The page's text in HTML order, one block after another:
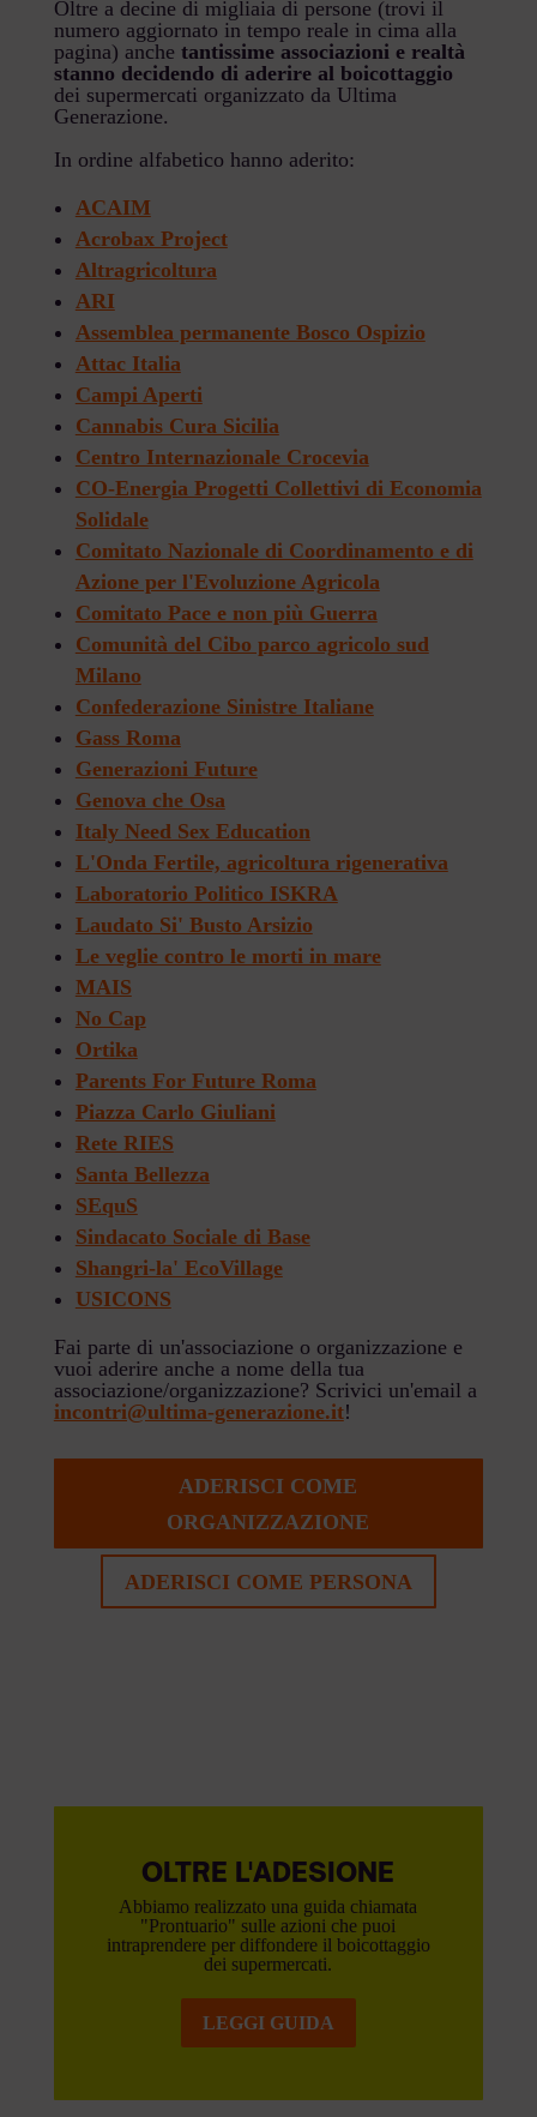
Oltre a decine di migliaia di persone (trovi il
numero aggiornato in tempo reale in cima alla
pagina) anche tantissime associazioni e realtà
stanno decidendo di aderire al boicottaggio
dei supermercati organizzato da Ultima
Generazione.
In ordine alfabetico hanno aderito:
ACAIM
Acrobax Project
Altragricoltura
ARI
Assemblea permanente Bosco Ospizio
Attac Italia
Campi Aperti
Cannabis Cura Sicilia
Centro Internazionale Crocevia
CO-Energia Progetti Collettivi di Economia
Solidale
Comitato Nazionale di Coordinamento e di
Azione per l'Evoluzione Agricola
Comitato Pace e non più Guerra
Comunità del Cibo parco agricolo sud
Milano
Confederazione Sinistre Italiane
Gass Roma
Generazioni Future
Genova che Osa
Italy Need Sex Education
L'Onda Fertile, agricoltura rigenerativa
Laboratorio Politico ISKRA
Laudato Si' Busto Arsizio
Le veglie contro le morti in mare
MAIS
No Cap
Ortika
Parents For Future Roma
Piazza Carlo Giuliani
Rete RIES
Santa Bellezza
SEquS
Sindacato Sociale di Base
Shangri-la' EcoVillage
USICONS
Fai parte di un'associazione o organizzazione e
vuoi aderire anche a nome della tua
associazione/organizzazione? Scrivici un'email a
incontri@ultima-generazione.it!
ADERISCI COME
ORGANIZZAZIONE
ADERISCI COME PERSONA
OLTRE L'ADESIONE
Abbiamo realizzato una guida chiamata
"Prontuario" sulle azioni che puoi
intraprendere per diffondere il boicottaggio
dei supermercati.
LEGGI GUIDA